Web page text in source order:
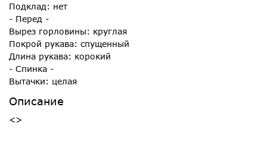
Подклад: нет
- Перед -
Вырез горловины: круглая
Покрой рукава: спущенный
Длина рукава: корокий
- Спинка -
Вытачки: целая
Описание
<>